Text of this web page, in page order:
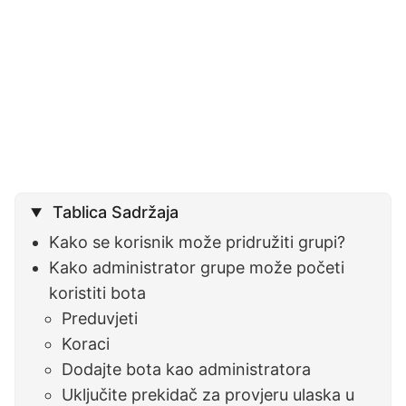
Tablica Sadržaja
Kako se korisnik može pridružiti grupi?
Kako administrator grupe može početi
koristiti bota
Preduvjeti
Koraci
Dodajte bota kao administratora
Uključite prekidač za provjeru ulaska u